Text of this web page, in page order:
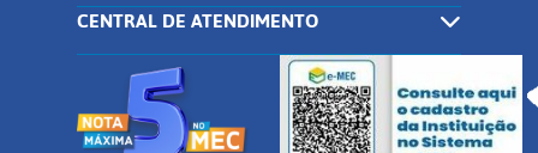
CENTRAL DE ATENDIMENTO